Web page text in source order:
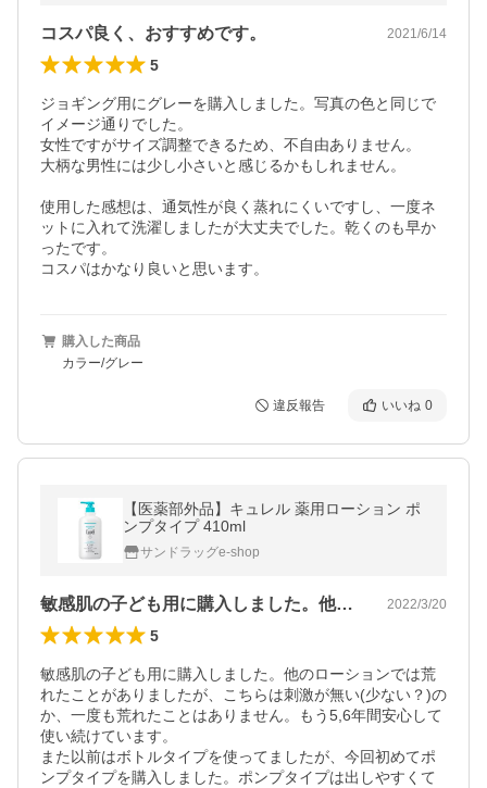
コスパ良く、おすすめです。 2021/6/14
5
ジョギング用にグレーを購入しました。写真の色と同じで
イメージ通りでした。
女性ですがサイズ調整できるため、不自由ありません。
大柄な男性には少し小さいと感じるかもしれません。
使用した感想は、通気性が良く蒸れにくいですし、一度ネ
ットに入れて洗濯しましたが大丈夫でした。乾くのも早か
ったです。
コスパはかなり良いと思います。
購入した商品
カラー/グレー
違反報告 いいね 0
【医薬部外品】キュレル 薬用ローション ポ
ンプタイプ 410ml
サンドラッグe-shop
敏感肌の子ども用に購入しました。他のロ… 2022/3/20
5
敏感肌の子ども用に購入しました。他のローションでは荒
れたことがありましたが、こちらは刺激が無い(少ない？)の
か、一度も荒れたことはありません。もう5,6年間安心して
使い続けています。
また以前はボトルタイプを使ってましたが、今回初めてポ
ンプタイプを購入しました。ポンプタイプは出しやすくて